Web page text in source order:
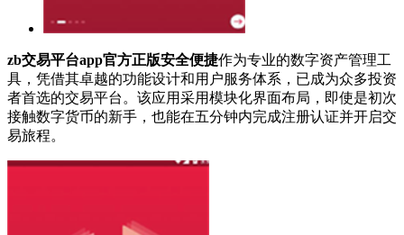
zb交易平台app官方正版安全便捷作为专业的数字资产管理工
具，凭借其卓越的功能设计和用户服务体系，已成为众多投资
者首选的交易平台。该应用采用模块化界面布局，即使是初次
接触数字货币的新手，也能在五分钟内完成注册认证并开启交
易旅程。